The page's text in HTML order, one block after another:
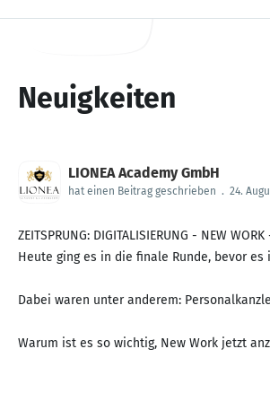
Neuigkeiten
LIONEA Academy GmbH
hat einen Beitrag geschrieben . 24.
ZEITSPRUNG: DIGITALISIERUNG - NEW
Heute ging es in die finale Runde, bevor
Dabei waren unter anderem:
Warum ist es so wichtig, New Work jetzt